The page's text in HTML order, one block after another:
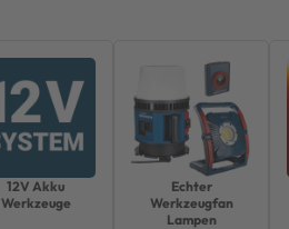
12V Akku
Werkzeuge
Echter
Werkzeugfan
Lampen